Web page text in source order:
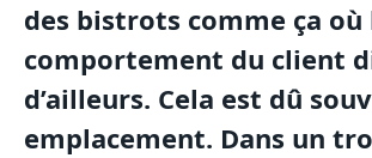
des bistrots comme ça où
comportement du client
d’ailleurs. Cela est dû
emplacement. Dans un